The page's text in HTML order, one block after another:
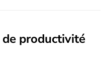
productivité